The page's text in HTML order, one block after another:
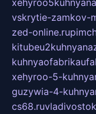
vskrytie-zamkov-
zed-online.ru
xehyroo-5-
guzywia-4-
cs68.ru